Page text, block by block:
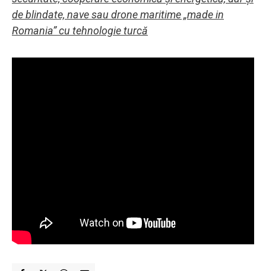
de blindate, nave sau drone maritime „made in
Romania” cu tehnologie turcă